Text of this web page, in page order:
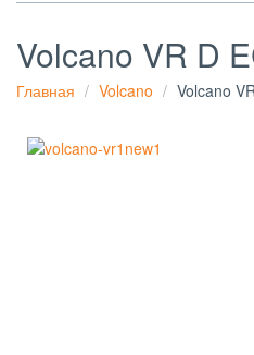
Volcano VR D
Главная Volcano Volcano